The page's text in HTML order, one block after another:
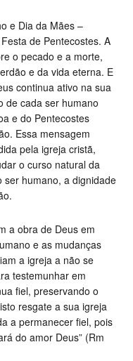
e Dia da Mães –
de Pentecostes. A
o pecado e a morte,
e da vida eterna. E
continua ativo na sua
de cada ser humano
e do Pentecostes
Essa mensagem
pela igreja cristã,
o curso natural da
ser humano, a dignidade
a obra de Deus em
e as mudanças
a igreja a não se
testemunhar em
fiel, preservando o
resgate a sua igreja
a permanecer fiel, pois
do amor Deus” (Rm